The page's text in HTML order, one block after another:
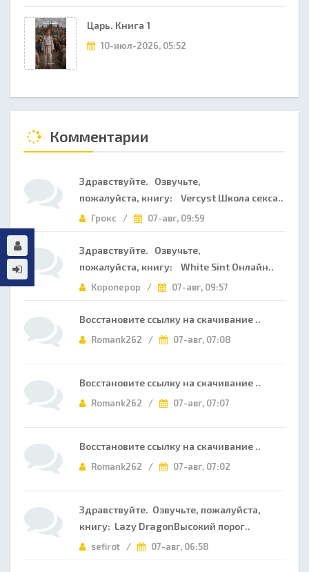
Царь. Книга 1
10-июл-2026, 05:52
Комментарии
Здравствуйте. Озвучьте,
пожалуйста, книгу: Vercyst Школа секса..
Грокс / 07-авг, 09:59
Здравствуйте. Озвучьте,
пожалуйста, книгу: White Sint Онлайн..
Короперор / 07-авг, 09:57
Восстановите ссылку на скачивание ..
Romank262 / 07-авг, 07:08
Восстановите ссылку на скачивание ..
Romank262 / 07-авг, 07:07
Восстановите ссылку на скачивание ..
Romank262 / 07-авг, 07:02
Здравствуйте. Озвучьте, пожалуйста,
книгу: Lazy DragonВысокий порог..
sefirot / 07-авг, 06:58